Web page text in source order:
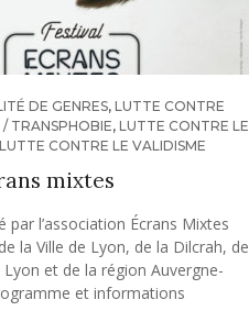
DE GENRES, LUTTE CONTRE
TRANSPHOBIE, LUTTE CONTRE LE
LUTTE CONTRE LE VALIDISME
mixtes
par l’association Écrans Mixtes
la Ville de Lyon, de la Dilcrah, de
et de la région Auvergne-
et informations